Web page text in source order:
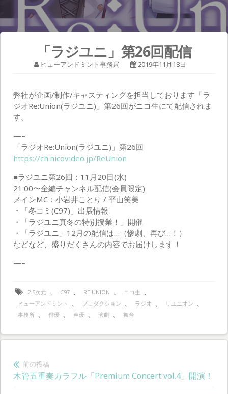
「ラジユニ」第26回配信
ヒューアンドミント事務局 2019年11月18日
弊社が企画/制作/キャスティングを担当しております「ラ
ジオRe:Union(ラジユニ)」第26回がニコ生にて配信されま
す。
—–
「ラジオRe:Union(ラジユニ)」第26回
https://ch.nicovideo.jp/ReUnion
■ラジユニ第26回：11月20日(水)
21:00〜全編チャンネル配信(会員限定)
メインMC：小岩井ことり / 平山笑美
・「冬コミ(C97)」出展情報
・「ラジユニ真冬の特別授業！」開催
・「ラジユニ」12月の配信は…（惨劇、再び…！）
などなど、盛りだくさんの内容でお届けします！
—–
2.5次元 、 C97 、 RE:UNION 、 ニコ生 、
ヒューアンドミント 、 プロダクション 、 ラジオ 、 リユニオン 、
事務所 、 俳優 、 声優 、 演劇 、 舞台
投
稿
前の投稿
前
の
木管五重奏カラフル「Premium Concert vol.4」開演！